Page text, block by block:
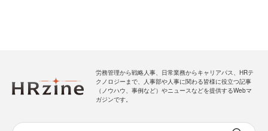
労務管理から戦略人事、日常業務からキャリアパス、HRテ
クノロジーまで、人事部や人事に関わる皆様に役立つ記事
（ノウハウ、事例など）やニュースなどを提供するWebマ
ガジンです。